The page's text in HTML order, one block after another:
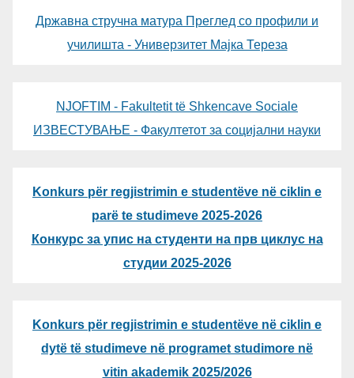
Државна стручна матура Преглед со профили и
училишта - Универзитет Мајка Тереза
NJOFTIM - Fakultetit të Shkencave Sociale
ИЗВЕСТУВАЊЕ - Факултетот за социјални науки
Konkurs për regjistrimin e studentëve në ciklin e
parë te studimeve 2025-2026
Конкурс за упис на студенти на прв циклус на
студии 2025-2026
Konkurs për regjistrimin e studentëve në ciklin e
dytë të studimeve në programet studimore në
vitin akademik 2025/2026